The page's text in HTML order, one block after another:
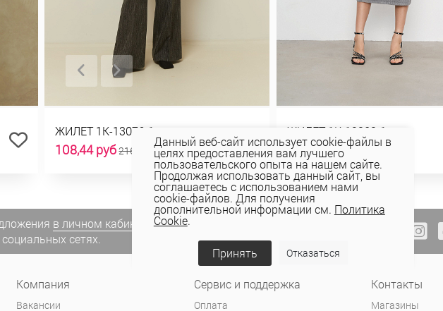
ЖИЛЕТ 1К-13076-1
108,44 руб216,88 руб
ЖИЛЕТ 1К-12303-1
54,40 руб108,81 руб
в личном кабинете Elema(email, viber) или
сетях.
Компания
Вакансии
Сервис и поддержка
Оплата
Контакты
Магазины
Данный веб-сайт использует cookie-файлы в
целях предоставления вам лучшего
пользовательского опыта на нашем сайте.
Продолжая использовать данный сайт, вы
соглашаетесь с использованием нами
cookie-файлов. Для получения
дополнительной информации см. Политика
Cookie.
Принять Отказаться